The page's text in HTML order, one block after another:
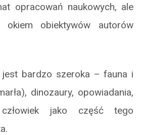
opracowań naukowych, ale
okiem obiektywów autorów
jest bardzo szeroka – fauna i
dinozaury, opowiadania,
jako część tego